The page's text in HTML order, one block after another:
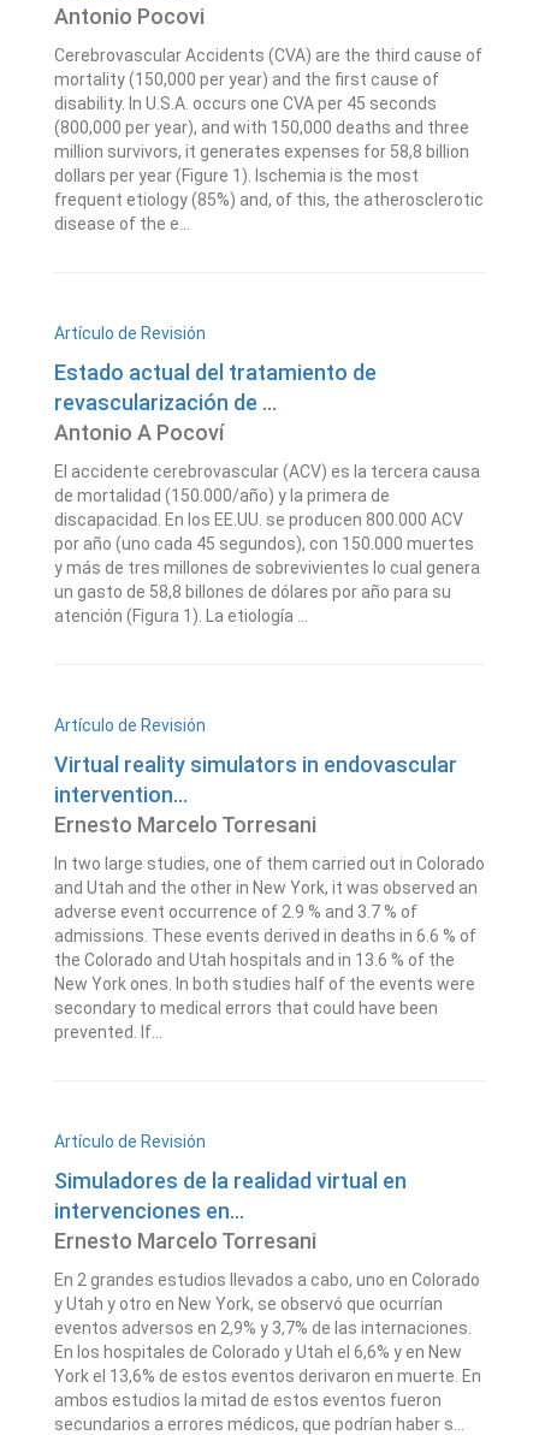
Antonio Pocovi
Cerebrovascular Accidents (CVA) are the third cause of
mortality (150,000 per year) and the first cause of
disability. In U.S.A. occurs one CVA per 45 seconds
(800,000 per year), and with 150,000 deaths and three
million survivors, it generates expenses for 58,8 billion
dollars per year (Figure 1). Ischemia is the most
frequent etiology (85%) and, of this, the atherosclerotic
disease of the e...
Artículo de Revisión
Estado actual del tratamiento de
revascularización de ...
Antonio A Pocoví
El accidente cerebrovascular (ACV) es la tercera causa
de mortalidad (150.000/año) y la primera de
discapacidad. En los EE.UU. se producen 800.000 ACV
por año (uno cada 45 segundos), con 150.000 muertes
y más de tres millones de sobrevivientes lo cual genera
un gasto de 58,8 billones de dólares por año para su
atención (Figura 1). La etiología ...
Artículo de Revisión
Virtual reality simulators in endovascular
intervention...
Ernesto Marcelo Torresani
In two large studies, one of them carried out in Colorado
and Utah and the other in New York, it was observed an
adverse event occurrence of 2.9 % and 3.7 % of
admissions. These events derived in deaths in 6.6 % of
the Colorado and Utah hospitals and in 13.6 % of the
New York ones. In both studies half of the events were
secondary to medical errors that could have been
prevented. If...
Artículo de Revisión
Simuladores de la realidad virtual en
intervenciones en...
Ernesto Marcelo Torresani
En 2 grandes estudios llevados a cabo, uno en Colorado
y Utah y otro en New York, se observó que ocurrían
eventos adversos en 2,9% y 3,7% de las internaciones.
En los hospitales de Colorado y Utah el 6,6% y en New
York el 13,6% de estos eventos derivaron en muerte. En
ambos estudios la mitad de estos eventos fueron
secundarios a errores médicos, que podrían haber s...